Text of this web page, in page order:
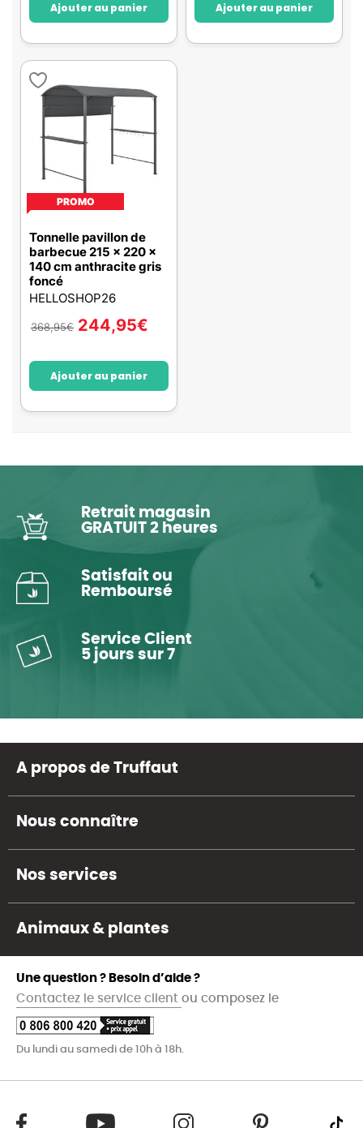
Ajouter au panier Ajouter au panier
PROMO
Tonnelle pavillon de
barbecue 215 x 220 x
140 cm anthracite gris
foncé
HELLOSHOP26
368,95€ 244,95€
Ajouter au panier
Retrait magasin
GRATUIT 2 heures
Satisfait ou
Remboursé
Service Client
5 jours sur 7
A propos de Truffaut
Nous connaître
Nos services
Animaux & plantes
Une question ? Besoin d’aide ?
Contactez le service client ou composez le
Du lundi au samedi de 10h à 18h.